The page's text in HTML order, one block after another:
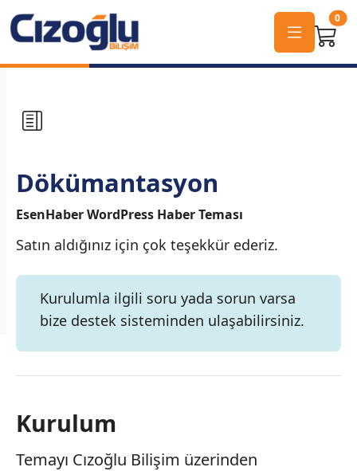
0
Dökümantasyon
EsenHaber WordPress Haber Teması
Satın aldığınız için çok teşekkür ederiz.
Kurulumla ilgili soru yada sorun varsa
bize destek sisteminden ulaşabilirsiniz.
Kurulum
Temayı Cızoğlu Bilişim üzerinden